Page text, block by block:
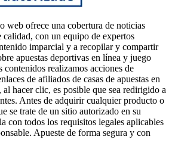
web ofrece una cobertura de noticias
calidad, con un equipo de expertos
imparcial y a recopilar y compartir
apuestas deportivas en línea y juego
contenidos realizamos acciones de
de afiliados de casas de apuestas en
hacer clic, es posible que sea redirigido a
Antes de adquirir cualquier producto o
se trate de un sitio autorizado en su
con todos los requisitos legales aplicables
Apueste de forma segura y con